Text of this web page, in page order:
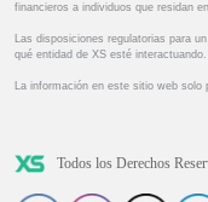
financieros a individuos que residan
Las disposiciones regulatorias para
qué entidad de XS esté interactuando.
La información en este sitio web solo
Todos los Derechos